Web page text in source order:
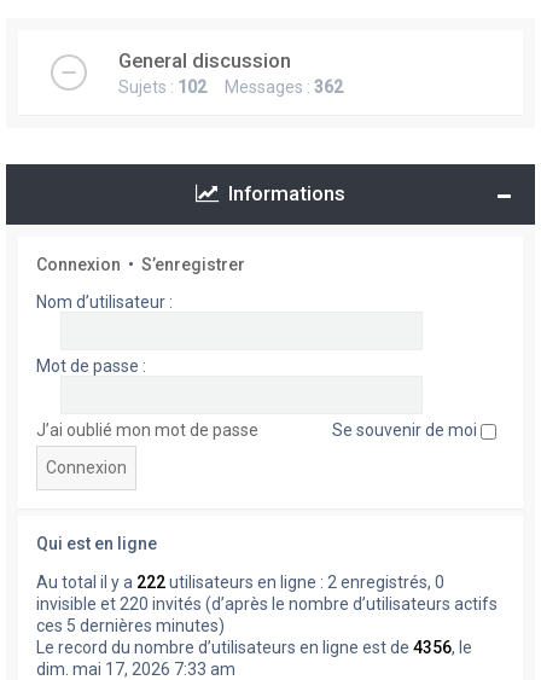
General discussion
Sujets : 102Messages : 362
Informations
Connexion • S’enregistrer
Nom d’utilisateur :
Mot de passe :
J’ai oublié mon mot de passe Se souvenir de moi
Qui est en ligne
Au total il y a 222utilisateurs en ligne : 2 enregistrés, 0
invisible et 220 invités (d’après le nombre d’utilisateurs actifs
ces 5 dernières minutes)
Le record du nombre d’utilisateurs en ligne est de 4356, le
dim. mai 17, 2026 7:33 am